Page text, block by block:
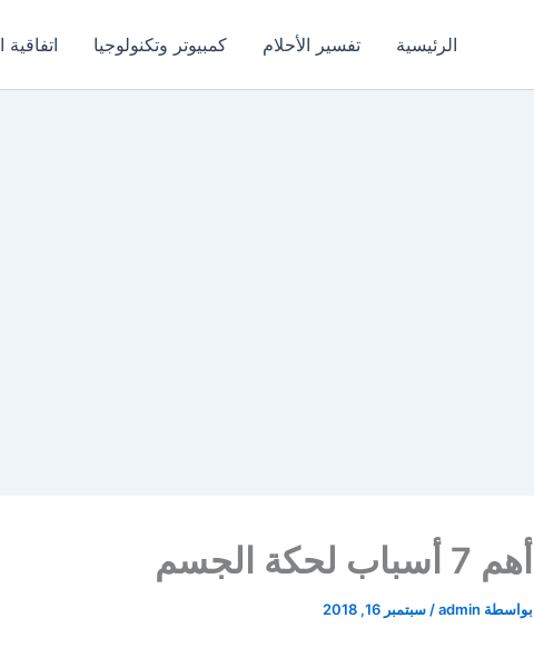
الرئيسية تفسير الأحلام كمبيوتر وتكنولوجيا
أهم 7 أسباب لحكة الجسم
بواسطة admin
/ سبتمبر 16, 2018